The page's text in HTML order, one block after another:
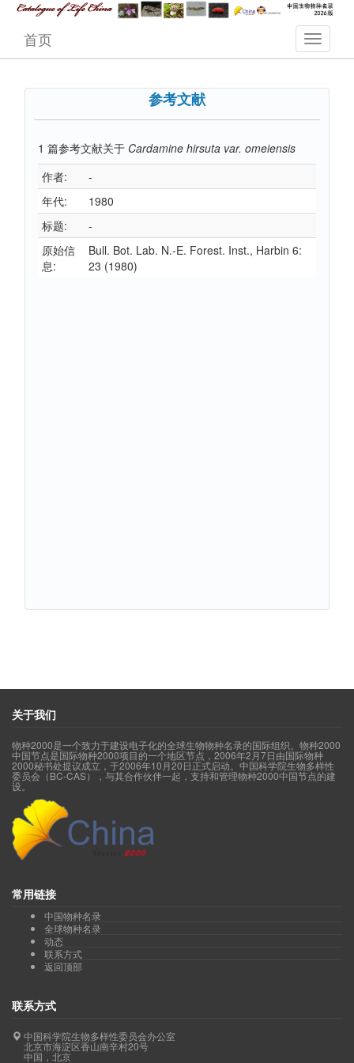
首页
参考文献
1 篇参考文献关于 Cardamine hirsuta var. omeiensis
作者:
-
年代:
1980
标题:
-
原始信
息:
Bull. Bot. Lab. N.-E. Forest. Inst., Harbin 6:
23 (1980)
关于我们
物种2000是一个致力于建设电子化的全球生物物种名录的国际组织。物种2000
中国节点是国际物种2000项目的一个地区节点，2006年2月7日由国际物种
2000秘书处提议成立，于2006年10月20日正式启动。中国科学院生物多样性
委员会（BC-CAS），与其合作伙伴一起，支持和管理物种2000中国节点的建
设。
常用链接
中国物种名录
全球物种名录
动态
联系方式
返回顶部
联系方式
中国科学院生物多样性委员会办公室
北京市海淀区香山南辛村20号
中国，北京